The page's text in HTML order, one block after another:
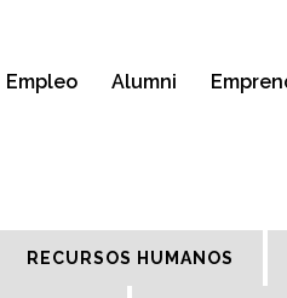
Empleo Alumni
RECURSOS HUMANOS